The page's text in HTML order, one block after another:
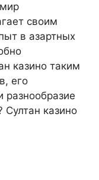
своим
в азартных
казино таким
его
разнообразие
Султан казино